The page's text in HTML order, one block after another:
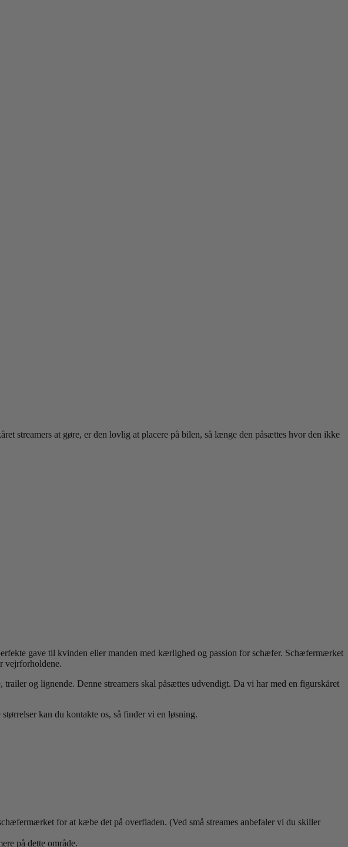
streamers at gøre, er den lovlig at placere på bilen, så længe den påsættes hvor den ikke
gave til kvinden eller manden med kærlighed og passion for schæfer. Schæfermærket
vejrforholdene.
og lignende. Denne streamers skal påsættes udvendigt. Da vi har med en figurskåret
kan du kontakte os, så finder vi en løsning.
for at kæbe det på overfladen. (Ved små streames anbefaler vi du skiller
på dette område.